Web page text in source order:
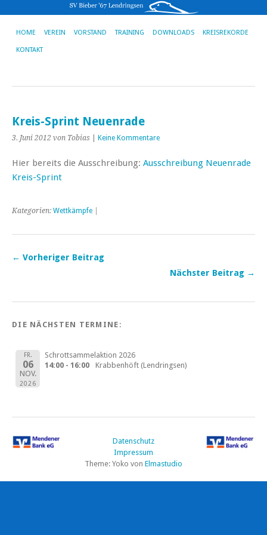
HOME VEREIN VORSTAND TRAINING DOWNLOADS KREISREKORDE
KONTAKT
Kreis-Sprint Neuenrade
3. Juni 2012 von Tobias Keine Kommentare
Hier bereits die Ausschreibung: Ausschreibung Neuenrade
Kreis-Sprint
Kategorien: Wettkämpfe
← Vorheriger Beitrag
Nächster Beitrag →
DIE NÄCHSTEN TERMINE:
FR.
06
NOV.
2026
Schrottsammelaktion 2026
14:00 - 16:00
Krabbenhöft (Lendringsen)
Datenschutz
Impressum
Theme: Yoko von Elmastudio